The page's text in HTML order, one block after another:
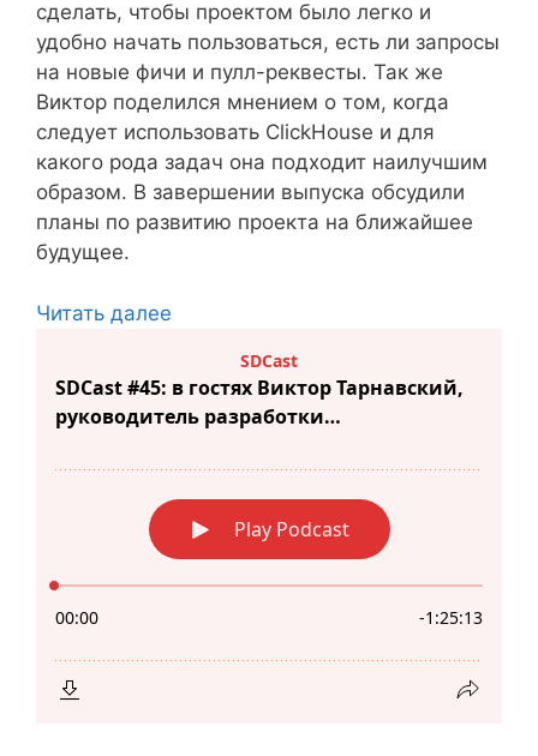
сделать, чтобы проектом было легко и
удобно начать пользоваться, есть ли запросы
на новые фичи и пулл-реквесты. Так же
Виктор поделился мнением о том, когда
следует использовать ClickHouse и для
какого рода задач она подходит наилучшим
образом. В завершении выпуска обсудили
планы по развитию проекта на ближайшее
будущее.
Читать далее